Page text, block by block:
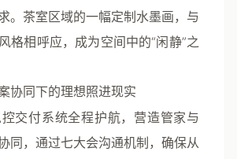
。茶室区域的一幅定制水墨画，与
格相呼应，成为空间中的“闲静”之
协同下的理想照进现实
交付系统全程护航，营造管家与
同，通过七大会沟通机制，确保从